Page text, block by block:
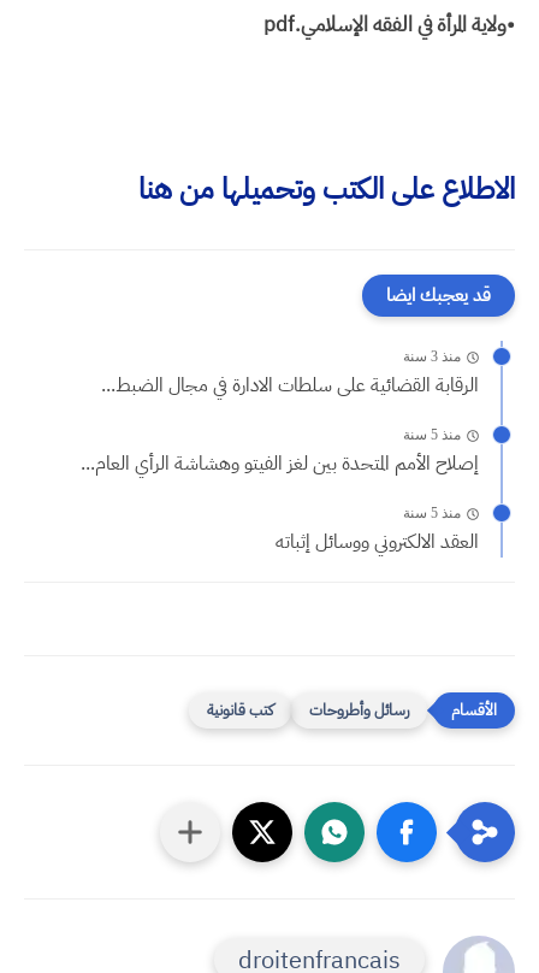
•ولاية المرأة في الفقه الإسلامي.pdf
الاطلاع على الكتب وتحميلها من هنا
قد يعجبك ايضا
منذ 3 سنة
الرقابة القضائية على سلطات الادارة في مجال الضبط...
منذ 5 سنة
إصلاح الأمم المتحدة بين لغز الفيتو وهشاشة الرأي العام...
منذ 5 سنة
العقد الالكتروني ووسائل إثباته
رسائل وأطروحات كتب قانونية
droitenfrancais